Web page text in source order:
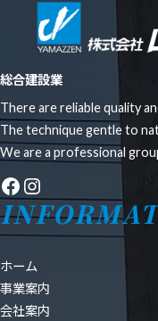
総合建設業
There are reliable quality
The technique gentle to
We are a professional
Facebook
Instagram
ホーム
事業案内
会社案内